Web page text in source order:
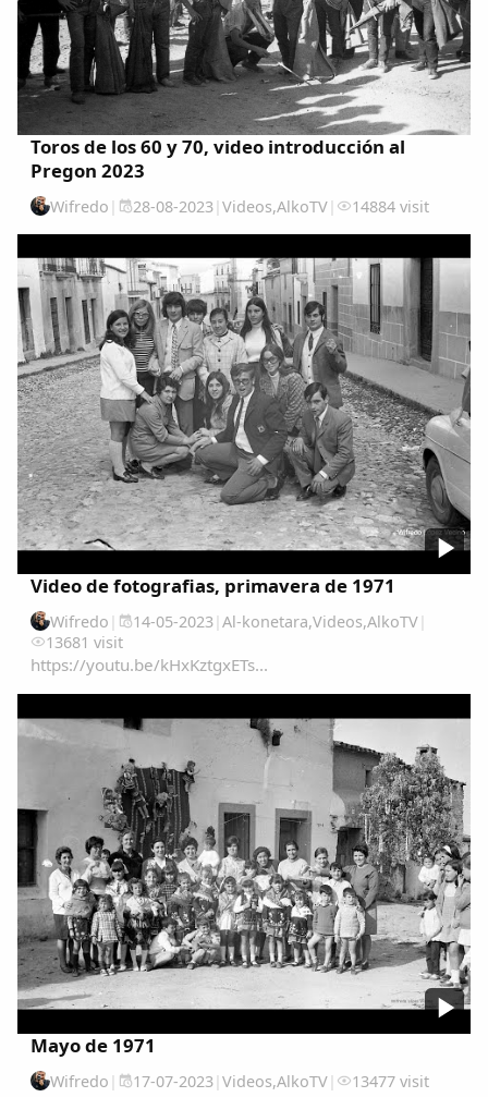
Toros de los 60 y 70, video introducción al
Pregon 2023
Wifredo | 28-08-2023| Videos,AlkoTV| 14884 visit
Video de fotografias, primavera de 1971
Wifredo | 14-05-2023| Al-konetara,Videos,AlkoTV|
13681 visit
https://youtu.be/kHxKztgxETs...
Mayo de 1971
Wifredo | 17-07-2023| Videos,AlkoTV| 13477 visit